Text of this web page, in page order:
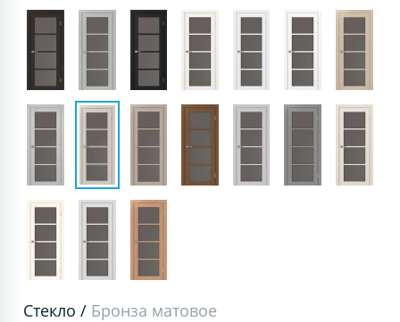
Стекло / Бронза матовое